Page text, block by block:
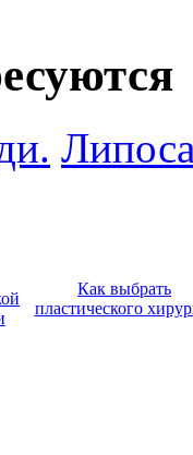
Как выбрать
пластического